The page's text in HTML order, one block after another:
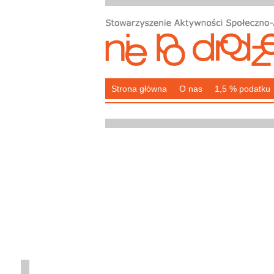
Strona główna O nas 1,5 % podatku